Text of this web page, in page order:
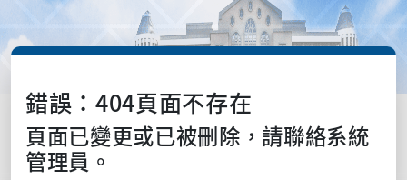
錯誤：404頁面不存在
頁面已變更或已被刪除，請聯絡系統
管理員。